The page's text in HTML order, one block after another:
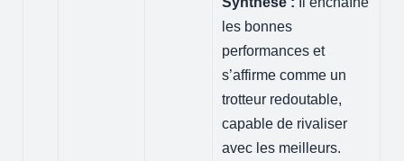
les bonnes
performances et
s’affirme comme un
trotteur redoutable,
capable de rivaliser
avec les meilleurs.